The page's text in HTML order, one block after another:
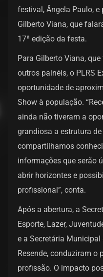
festival, Ângela Paulo, e
Gilberto Viana, que
17ª edição da festa.
Para Gilberto Viana,
outros painéis, o PLRS
oportunidade de
Show à população.
ainda não tiveram a
grandiosa a estrutura
compartilhamos
informações que serão
abrir horizontes e
profissional”, conta.
Após a abertura, a
Esporte, Lazer,
e a Secretária
Resende, conduziram o
profissão. O impacto